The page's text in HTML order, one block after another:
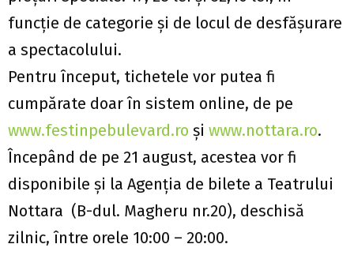
funcție de categorie și de locul de desfășurare
a spectacolului.
Pentru început, tichetele vor putea fi
cumpărate doar în sistem online, de pe
www.festinpebulevard.ro și www.nottara.ro.
Începând de pe 21 august, acestea vor fi
disponibile și la Agenţia de bilete a Teatrului
Nottara (B-dul. Magheru nr.20), deschisă
zilnic, între orele 10:00 – 20:00.